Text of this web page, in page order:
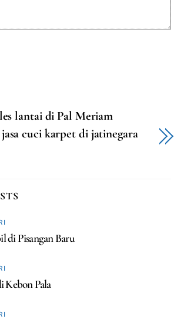
lantai di Pal Meriam
jasa cuci karpet di jatinegara
di Pisangan Baru
Kebon Pala